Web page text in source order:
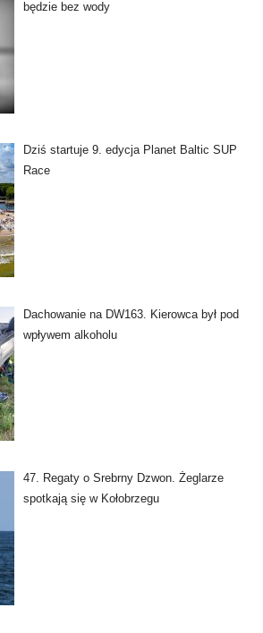
będzie bez wody
Dziś startuje 9. edycja Planet Baltic SUP
Race
Dachowanie na DW163. Kierowca był pod
wpływem alkoholu
47. Regaty o Srebrny Dzwon. Żeglarze
spotkają się w Kołobrzegu